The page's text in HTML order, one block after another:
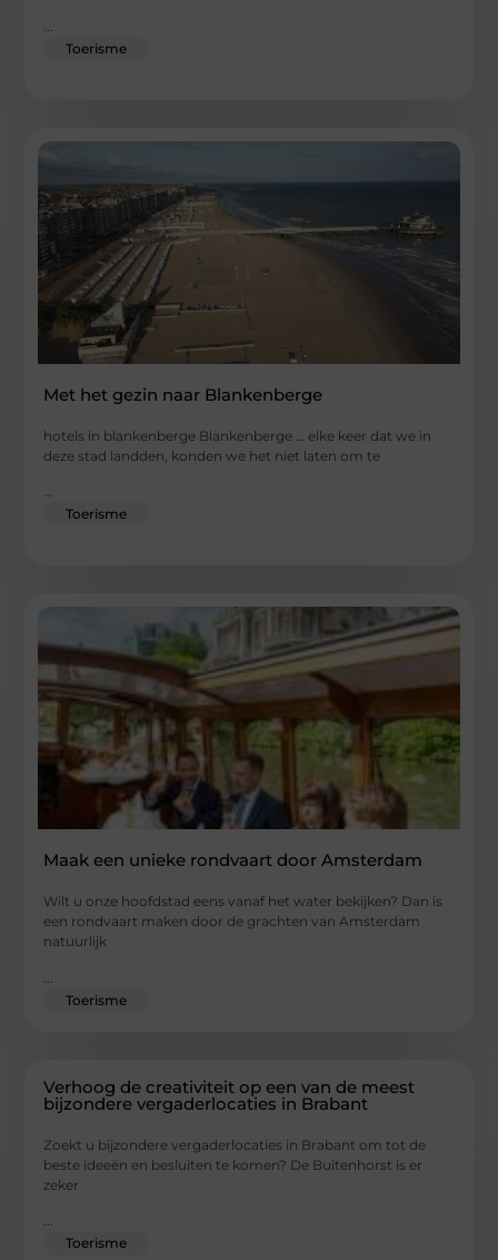
Toerisme
Met het gezin naar Blankenberge
hotels in blankenberge Blankenberge … elke keer dat we in
deze stad landden, konden we het niet laten om te
...
Toerisme
Maak een unieke rondvaart door Amsterdam
Wilt u onze hoofdstad eens vanaf het water bekijken? Dan is
een rondvaart maken door de grachten van Amsterdam
natuurlijk
Toerisme
Verhoog de creativiteit op een van de meest
bijzondere vergaderlocaties in Brabant
Zoekt u bijzondere vergaderlocaties in Brabant om tot de
beste ideeën en besluiten te komen? De Buitenhorst is er
zeker
Toerisme